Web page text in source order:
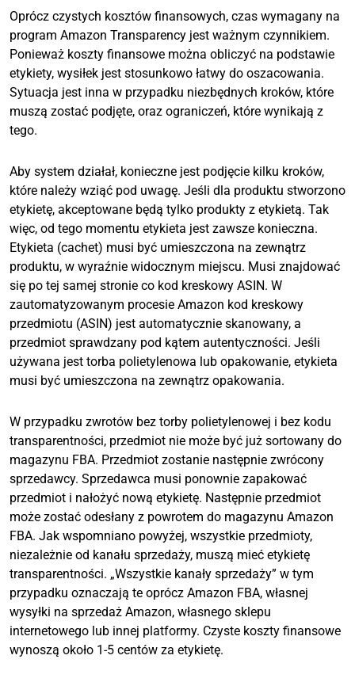
Oprócz czystych kosztów finansowych, czas wymagany na
program Amazon Transparency jest ważnym czynnikiem.
Ponieważ koszty finansowe można obliczyć na podstawie
etykiety, wysiłek jest stosunkowo łatwy do oszacowania.
Sytuacja jest inna w przypadku niezbędnych kroków, które
muszą zostać podjęte, oraz ograniczeń, które wynikają z
tego.
Aby system działał, konieczne jest podjęcie kilku kroków,
które należy wziąć pod uwagę. Jeśli dla produktu stworzono
etykietę, akceptowane będą tylko produkty z etykietą. Tak
więc, od tego momentu etykieta jest zawsze konieczna.
Etykieta (cachet) musi być umieszczona na zewnątrz
produktu, w wyraźnie widocznym miejscu. Musi znajdować
się po tej samej stronie co kod kreskowy ASIN. W
zautomatyzowanym procesie Amazon kod kreskowy
przedmiotu (ASIN) jest automatycznie skanowany, a
przedmiot sprawdzany pod kątem autentyczności. Jeśli
używana jest torba polietylenowa lub opakowanie, etykieta
musi być umieszczona na zewnątrz opakowania.
W przypadku zwrotów bez torby polietylenowej i bez kodu
transparentności, przedmiot nie może być już sortowany do
magazynu FBA. Przedmiot zostanie następnie zwrócony
sprzedawcy. Sprzedawca musi ponownie zapakować
przedmiot i nałożyć nową etykietę. Następnie przedmiot
może zostać odesłany z powrotem do magazynu Amazon
FBA. Jak wspomniano powyżej, wszystkie przedmioty,
niezależnie od kanału sprzedaży, muszą mieć etykietę
transparentności. „Wszystkie kanały sprzedaży” w tym
przypadku oznaczają te oprócz Amazon FBA, własnej
wysyłki na sprzedaż Amazon, własnego sklepu
internetowego lub innej platformy. Czyste koszty finansowe
wynoszą około 1-5 centów za etykietę.